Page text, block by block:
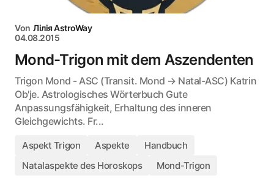
Von Лілія AstroWay
04.08.2015
Mond-Trigon mit dem Aszendenten
Trigon Mond - ASC (Transit. Mond → Natal-ASC) Katrin
Ob'je. Astrologisches Wörterbuch Gute
Anpassungsfähigkeit, Erhaltung des inneren
Gleichgewichts. Fr...
Aspekt Trigon Aspekte
Handbuch
Natalaspekte des Horoskops
Mond-Trigon